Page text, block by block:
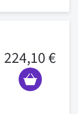
224,10 €